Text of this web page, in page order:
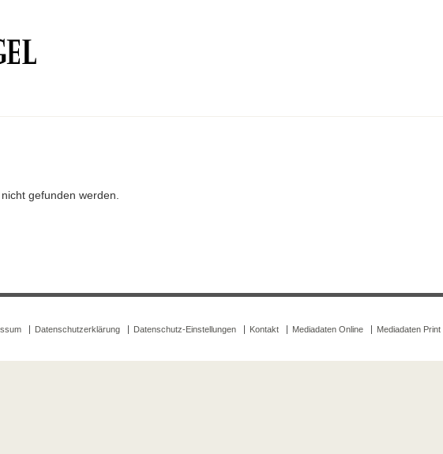
gefunden werden.
Datenschutzerklärung Datenschutz-Einstellungen Kontakt Mediadaten Online Mediadaten Print